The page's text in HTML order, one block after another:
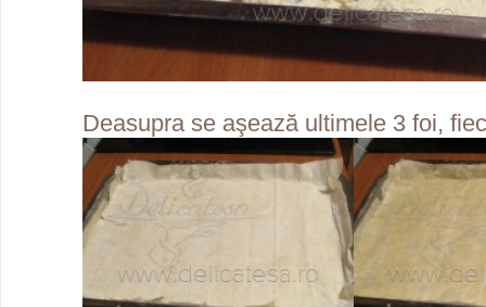
Deasupra se aşează ultimele 3 foi,